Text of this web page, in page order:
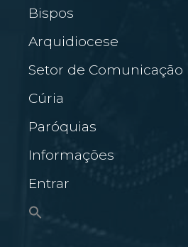
Bispos
Arquidiocese
Setor de Comunicação
Cúria
Paróquias
Informações
Entrar